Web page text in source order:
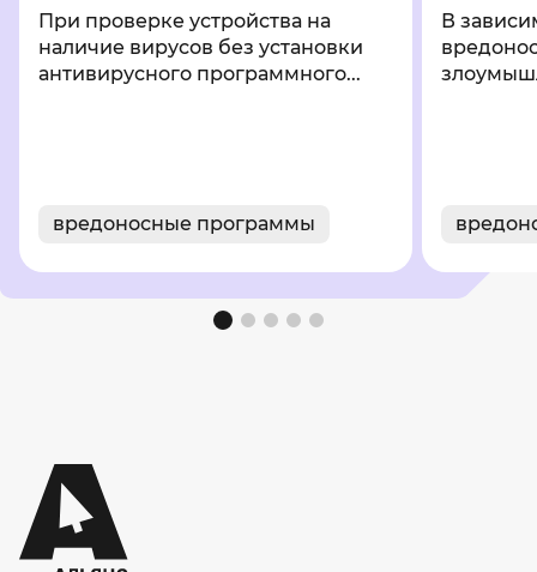
При проверке устройства на
наличие вирусов без установки
антивирусного программного...
вредоносные программы
В